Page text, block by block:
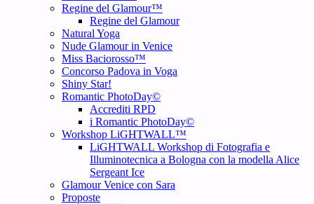
Regine del Glamour™
Regine del Glamour
Natural Yoga
Nude Glamour in Venice
Miss Baciorosso™
Concorso Padova in Voga
Shiny Star!
Romantic PhotoDay©
Accrediti RPD
i Romantic PhotoDay©
Workshop LiGHTWALL™
LiGHTWALL Workshop di Fotografia e
Illuminotecnica a Bologna con la modella Alice
Sergeant Ice
Glamour Venice con Sara
Proposte